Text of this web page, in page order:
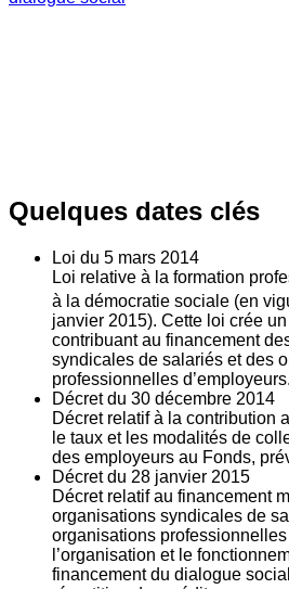
Quelques dates clés
Loi du 5 mars 2014
Loi relative à la formation
à la démocratie sociale (en
janvier 2015). Cette loi crée
contribuant au financement
syndicales de salariés et des
professionnelles d’employeurs.
Décret du 30 décembre 2014
Décret relatif à la contribution
le taux et les modalités de
des employeurs au Fonds,
Décret du 28 janvier 2015
Décret relatif au financement
organisations syndicales de
organisations
l’organisation et le
financement du dialogue